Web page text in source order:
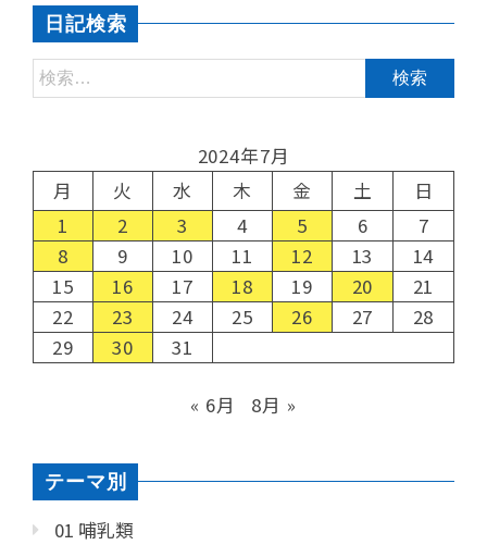
日記検索
2024年7月
月
火 水 木 金 土
日
1
2 3 4 5 6
7
8
9 10 11 12 13
14
15
16 17 18 19 20
21
22
23 24 25 26 27
28
29
30 31
« 6月 8月 »
テーマ別
01 哺乳類